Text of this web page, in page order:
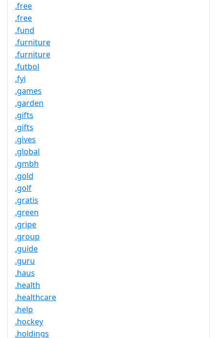
.free
.free
.fund
.furniture
.furniture
.futbol
.fyi
.games
.garden
.gifts
.gifts
.gives
.global
.gmbh
.gold
.golf
.gratis
.green
.gripe
.group
.guide
.guru
.haus
.health
.healthcare
.help
.hockey
.holdings